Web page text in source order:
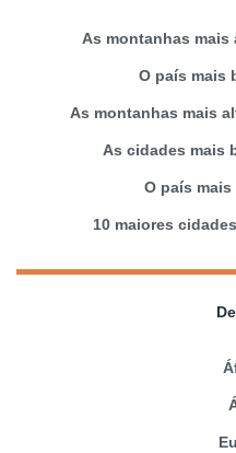
As montanhas mais
O país mais
As montanhas mais
As cidades mais
O país
10 maiores